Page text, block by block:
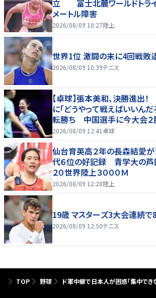
立 富士北麓ワールドトラ
メートル障害
2026/08/09 10:27陸上
世界1位 激闘の末に4回戦敗
2026/08/09 10:39テニス
【卓球】張本美和、決勝進出
に「どうやって戦えばいいんだ
転勝ち 中国選手に今大会２
ピオンズ横浜
2026/08/09 12:41卓球
仙台育英高２年の長森結愛
代６位の好記録 青学大の
２０世界陸上３０００Ｍ
2026/08/09 12:28陸上
19歳 マスターズ3大会連続で
2026/08/09 12:50テニス
TOP 野球 ド軍中継で日本人が困惑「集中で